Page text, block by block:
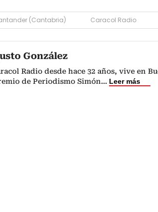
(Cantabria) Caracol Radio
González
Radio desde hace 32 años, vive en
de Periodismo Simón... Leer más